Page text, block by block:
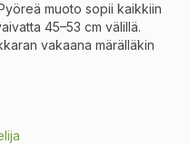
muoto sopii kaikkiin
45–53 cm välillä.
vakaana märälläkin